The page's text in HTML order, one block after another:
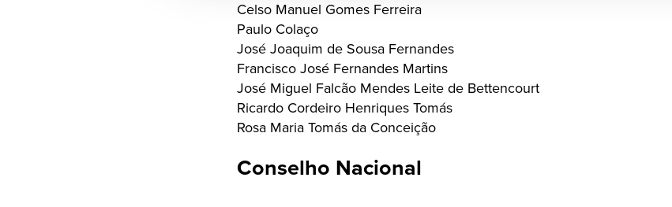
Celso Manuel Gomes Ferreira
Paulo Colaço
José Joaquim de Sousa Fernandes
Francisco José Fernandes Martins
José Miguel Falcão Mendes Leite de Bettencourt
Ricardo Cordeiro Henriques Tomás
Rosa Maria Tomás da Conceição
Conselho Nacional